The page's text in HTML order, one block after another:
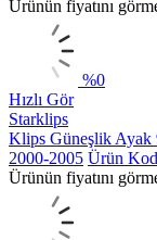
Ürünün fiyatını
%0
Hızlı Gör
Starklips
Klips Güneşlik Ayak
2000-2005 Ürün
Ürünün fiyatını